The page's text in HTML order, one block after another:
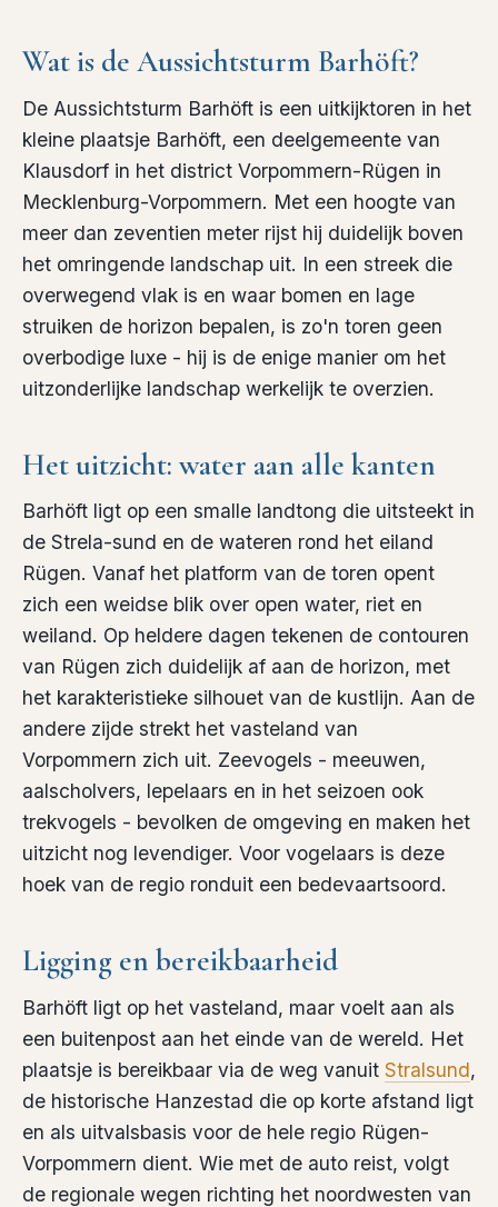
Wat is de Aussichtsturm Barhöft?
De Aussichtsturm Barhöft is een uitkijktoren in het
kleine plaatsje Barhöft, een deelgemeente van
Klausdorf in het district Vorpommern-Rügen in
Mecklenburg-Vorpommern. Met een hoogte van
meer dan zeventien meter rijst hij duidelijk boven
het omringende landschap uit. In een streek die
overwegend vlak is en waar bomen en lage
struiken de horizon bepalen, is zo'n toren geen
overbodige luxe - hij is de enige manier om het
uitzonderlijke landschap werkelijk te overzien.
Het uitzicht: water aan alle kanten
Barhöft ligt op een smalle landtong die uitsteekt in
de Strela-sund en de wateren rond het eiland
Rügen. Vanaf het platform van de toren opent
zich een weidse blik over open water, riet en
weiland. Op heldere dagen tekenen de contouren
van Rügen zich duidelijk af aan de horizon, met
het karakteristieke silhouet van de kustlijn. Aan de
andere zijde strekt het vasteland van
Vorpommern zich uit. Zeevogels - meeuwen,
aalscholvers, lepelaars en in het seizoen ook
trekvogels - bevolken de omgeving en maken het
uitzicht nog levendiger. Voor vogelaars is deze
hoek van de regio ronduit een bedevaartsoord.
Ligging en bereikbaarheid
Barhöft ligt op het vasteland, maar voelt aan als
een buitenpost aan het einde van de wereld. Het
plaatsje is bereikbaar via de weg vanuit Stralsund,
de historische Hanzestad die op korte afstand ligt
en als uitvalsbasis voor de hele regio Rügen-
Vorpommern dient. Wie met de auto reist, volgt
de regionale wegen richting het noordwesten van